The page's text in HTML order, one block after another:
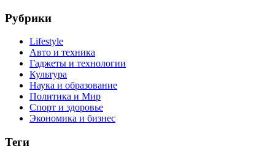
Рубрики
Lifestyle
Авто и техника
Гаджеты и технологии
Культура
Наука и образование
Политика и Мир
Спорт и здоровье
Экономика и бизнес
Теги